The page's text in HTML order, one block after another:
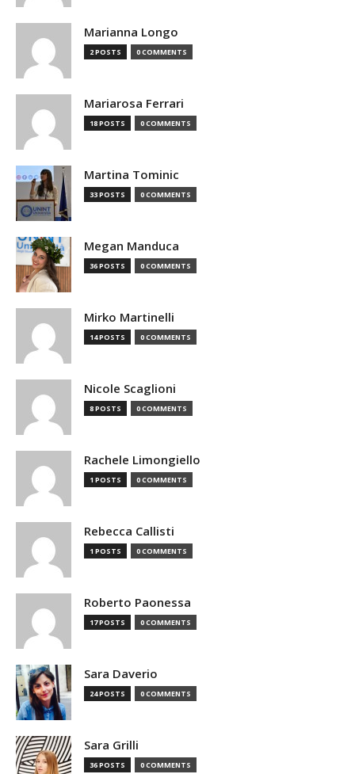
Marianna Longo
2 POSTS 0 COMMENTS
Mariarosa Ferrari
18 POSTS 0 COMMENTS
Martina Tominic
33 POSTS 0 COMMENTS
Megan Manduca
36 POSTS 0 COMMENTS
Mirko Martinelli
14 POSTS 0 COMMENTS
Nicole Scaglioni
8 POSTS 0 COMMENTS
Rachele Limongiello
1 POSTS 0 COMMENTS
Rebecca Callisti
1 POSTS 0 COMMENTS
Roberto Paonessa
17 POSTS 0 COMMENTS
Sara Daverio
24 POSTS 0 COMMENTS
Sara Grilli
36 POSTS 0 COMMENTS